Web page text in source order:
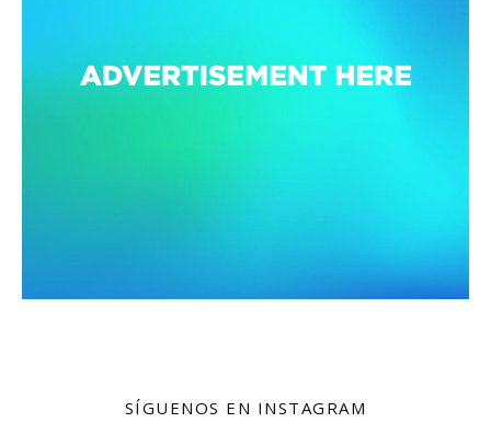
SÍGUENOS EN INSTAGRAM